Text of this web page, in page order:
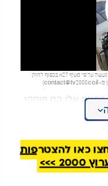
(צילום: CPM PHOTO/shutterstock/ השימוש בתמונה נעשה על פי סעיף 27א בכפוף לחוק
מ- contact@tv2000.co.il
)
אלו הם פוסקי
הנ"ל את
כאן להצטרפות
>>>